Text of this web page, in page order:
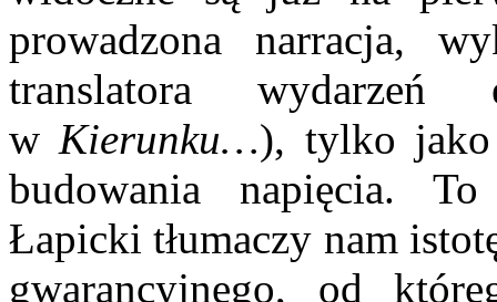
prowadzona narracja,
translatora wydarzeń
wKierunku…), tylko jako
budowania napięcia.
Łapicki tłumaczy nam
gwarancyjnego, od